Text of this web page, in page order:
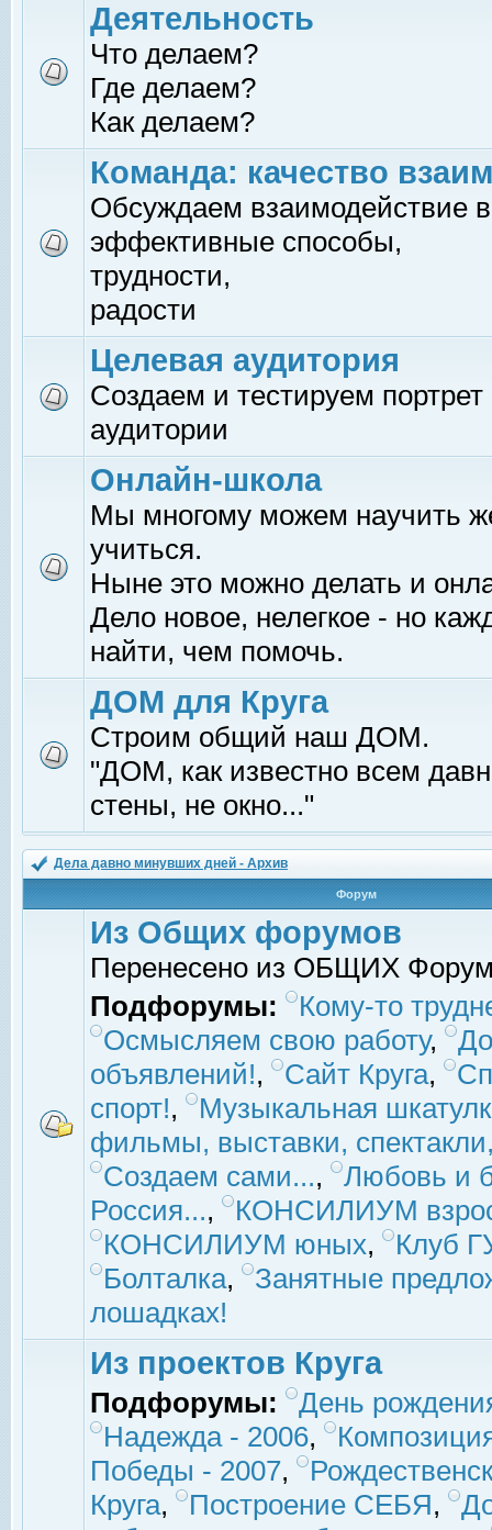
Деятельность
Что делаем?
Где делаем?
Как делаем?
Команда: качество
Обсуждаем взаимодействие
эффективные способы,
трудности,
радости
Целевая аудитория
Создаем и тестируем
аудитории
Онлайн-школа
Мы многому можем научить
учиться.
Ныне это можно делать и
Дело новое, нелегкое - но
найти, чем помочь.
ДОМ для Круга
Строим общий наш ДОМ.
"ДОМ, как известно всем
стены, не окно..."
Дела давно минувших дней - Архив
Форум
Из Общих форумов
Перенесено из ОБЩИХ
Подфорумы:
Кому-то
Осмысляем свою работу,
объявлений!, Сайт Круга,
спорт!,
Музыкальная
фильмы, выставки,
Создаем сами...,
Любовь и
Россия...,
КОНСИЛИУМ
КОНСИЛИУМ юных,
Клуб
Болталка,
Занятные
лошадках!
Из проектов Круга
Подфорумы:
День
Надежда - 2006,
Победы - 2007,
Круга, Построение СЕБЯ,